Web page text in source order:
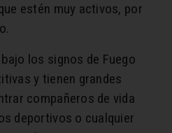
estén muy activos, por
los signos de Fuego
y tienen grandes
compañeros de vida
deportivos o cualquier